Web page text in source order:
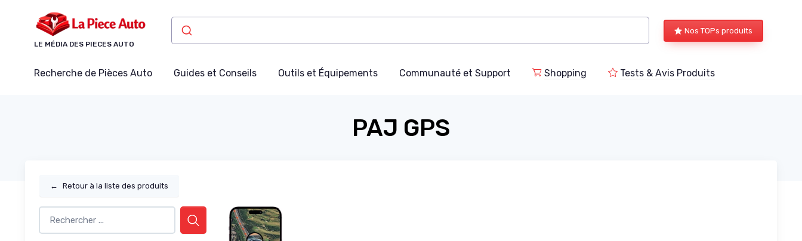
LE MÉDIA DES PIECES AUTO
Nos TOPs produits
Recherche de Pièces Auto Guides et Conseils Outils et Équipements Communauté et Support Shopping Tests & Avis Produits
PAJ GPS
← Retour à la liste des produits